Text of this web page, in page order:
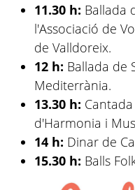
11.30 h: Ballada
l'Associació de
de Valldoreix.
12 h: Ballada de
Mediterrània.
13.30 h:
d'Harmonia i
14 h: Dinar de
15.30 h: Balls